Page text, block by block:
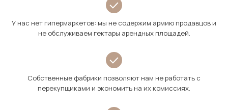
У нас нет гипермаркетов: мы не содержим армию продавцов и
не обслуживаем гектары арендных площадей.
Собственные фабрики позволяют нам не работать с
перекупщиками и экономить на их комиссиях.